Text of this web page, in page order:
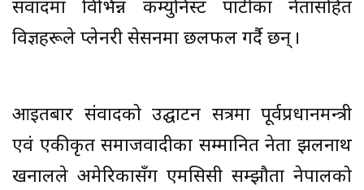
संवादमा विभिन्न कम्युनिस्ट पार्टीका नेतासहित
विज्ञहरूले प्लेनरी सेसनमा छलफल गर्दै छन् ।
आइतबार संवादको उद्घाटन सत्रमा पूर्वप्रधानमन्त्री
एवं एकीकृत समाजवादीका सम्मानित नेता झलनाथ
खनालले अमेरिकासँग एमसिसी सम्झौता नेपालको